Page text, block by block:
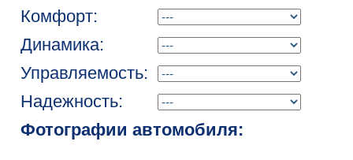
Комфорт:
Динамика:
Управляемость:
Надежность:
Фотографии автомобиля: